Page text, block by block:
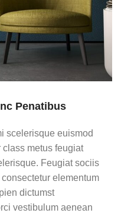
Penatibus
scelerisque euismod
metus feugiat
Feugiat sociis
elementum
dictumst
vestibulum aenean